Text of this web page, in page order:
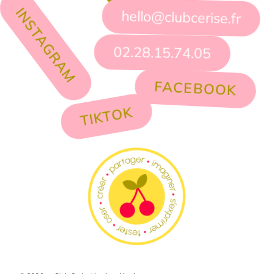
INSTAGRAM
TIKTOK
PINTEREST
hello@clubcerise.fr
02.28.15.74.05